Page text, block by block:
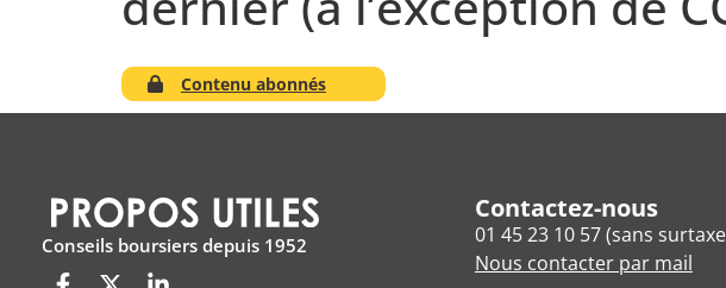
Contenu abonnés
Conseils boursiers depuis 1952
Contactez-nous
01 45 23 10 57 (sans
Nous contacter par mail